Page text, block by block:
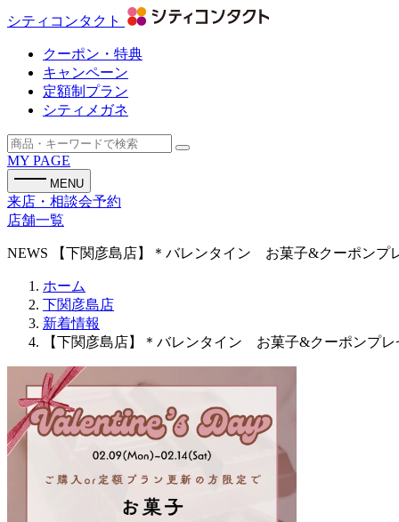
シティコンタクト
クーポン・特典
キャンペーン
定額制プラン
シティメガネ
MY PAGE
MENU
来店・相談会予約
店舗一覧
NEWS 【下関彦島店】＊バレンタイン お菓子&クーポンプ
ホーム
下関彦島店
新着情報
【下関彦島店】＊バレンタイン お菓子&クーポンプレ